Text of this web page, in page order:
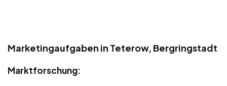
Marketingaufgaben in Teterow, Bergringstadt
Marktforschung: